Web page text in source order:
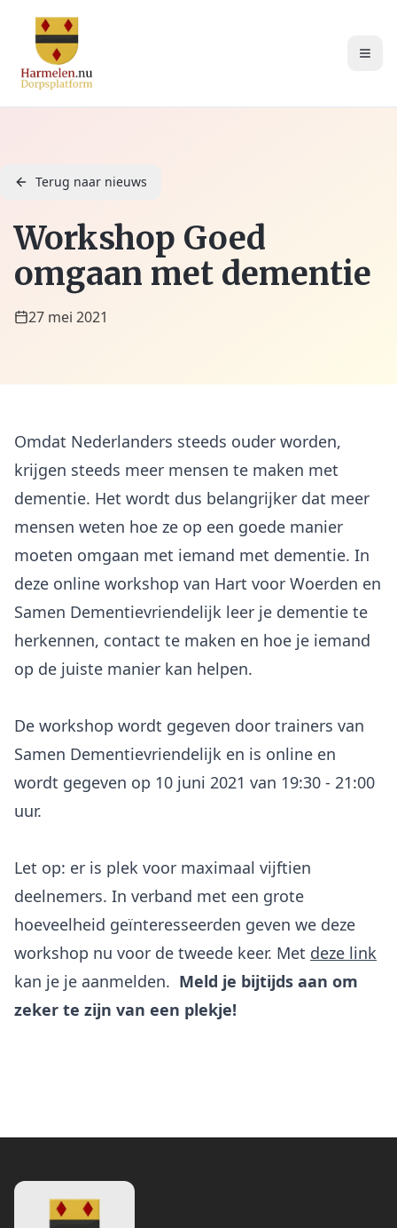
Terug naar nieuws
Workshop Goed
omgaan met dementie
27 mei 2021
Omdat Nederlanders steeds ouder worden,
krijgen steeds meer mensen te maken met
dementie. Het wordt dus belangrijker dat meer
mensen weten hoe ze op een goede manier
moeten omgaan met iemand met dementie. In
deze online workshop van Hart voor Woerden en
Samen Dementievriendelijk leer je dementie te
herkennen, contact te maken en hoe je iemand
op de juiste manier kan helpen.
De workshop wordt gegeven door trainers van
Samen Dementievriendelijk en is online en
wordt gegeven op 10 juni 2021 van 19:30 - 21:00
uur.
Let op: er is plek voor maximaal vijftien
deelnemers. In verband met een grote
hoeveelheid geïnteresseerden geven we deze
workshop nu voor de tweede keer. Met deze link
kan je je aanmelden. Meld je bijtijds aan om
zeker te zijn van een plekje!